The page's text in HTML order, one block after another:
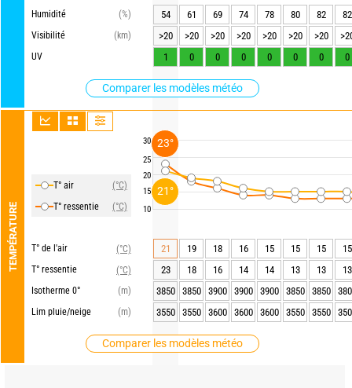
Humidité
(%)
Visibilité
(km)
UV
Comparer les modèles météo
TEMPÉRATURE
T° air
(°C)
T° ressentie
(°C)
T° de l'air
(°C)
T° ressentie
(°C)
Isotherme 0°
(m)
Lim pluie/neige
(m)
Comparer les modèles météo
30
25
20
15
10
54 61 69 74 78 80 82
82
>20
>20 >20 >20 >20 >20 >20
1
0 0 0 0 0 0 0
21 19 18 16 15 15 15
15
23
18 16 14 14 13 13
13
3850
3850 3900 3900 3900 3850 3850
3550
3550 3600 3600 3600 3550 3550
21°
23°